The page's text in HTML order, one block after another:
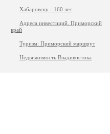
Хабаровску - 160 лет
Адреса инвестиций. Приморский
край
Туризм: Приморский маршрут
Недвижимость Владивостока